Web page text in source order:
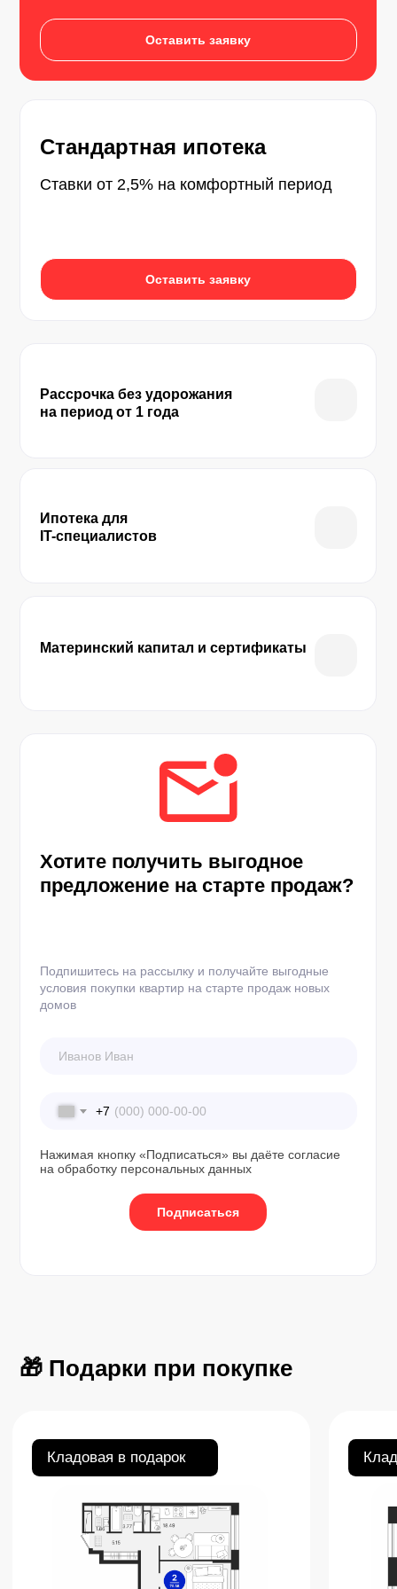
Оставить заявку
Оставить заявку
Стандартная ипотека
Ставки от 2,5% на комфортный период
Материнский капитал и сертификаты
Ипотека для
IT-специалистов
Рассрочка без удорожания
на период от 1 года
Подпишитесь на рассылку и получайте выгодные
условия покупки квартир на старте продаж новых
домов
Хотите получить выгодное
предложение на старте продаж?
+7
Нажимая кнопку «Подписаться» вы даёте согласие
на обработку персональных данных
Подписаться
🎁 Подарки при покупке